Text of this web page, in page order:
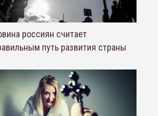
россиян считает
путь развития страны